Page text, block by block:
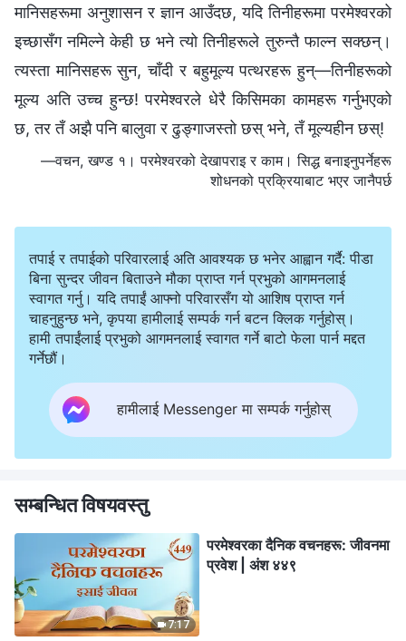
मानिसहरूमा अनुशासन र ज्ञान आउँदछ, यदि तिनीहरूमा परमेश्‍वरको
इच्छासँग नमिल्ने केही छ भने त्यो तिनीहरूले तुरुन्तै फाल्न सक्छन्।
त्यस्ता मानिसहरू सुन, चाँदी र बहुमूल्य पत्थरहरू हुन्—तिनीहरूको
मूल्य अति उच्च हुन्छ! परमेश्‍वरले धेरै किसिमका कामहरू गर्नुभएको
छ, तर तँ अझै पनि बालुवा र ढुङ्गाजस्तो छस् भने, तँ मूल्यहीन छस्!
—वचन, खण्ड १। परमेश्‍वरको देखापराइ र काम। सिद्ध बनाइनुपर्नेहरू
शोधनको प्रक्रियाबाट भएर जानैपर्छ
तपाई र तपाईको परिवारलाई अति आवश्यक छ भनेर आह्वान गर्दै: पीडा
बिना सुन्दर जीवन बिताउने मौका प्राप्त गर्न प्रभुको आगमनलाई
स्वागत गर्नु। यदि तपाईं आफ्नो परिवारसँग यो आशिष प्राप्त गर्न
चाहनुहुन्छ भने, कृपया हामीलाई सम्पर्क गर्न बटन क्लिक गर्नुहोस्।
हामी तपाईंलाई प्रभुको आगमनलाई स्वागत गर्ने बाटो फेला पार्न मद्दत
गर्नेछौं।
हामीलाई Messenger मा सम्पर्क गर्नुहोस्
सम्बन्धित विषयवस्तु
7:17
परमेश्‍वरका दैनिक वचनहरू: जीवनमा
प्रवेश | अंश ४४९